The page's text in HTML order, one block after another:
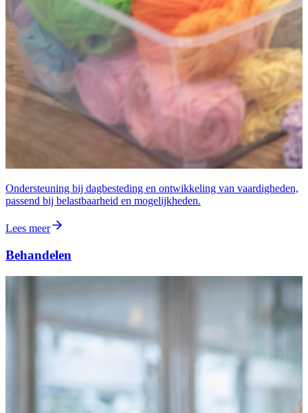
Ondersteuning bij dagbesteding en ontwikkeling van vaardigheden,
passend bij belastbaarheid en mogelijkheden.
Lees meer
Behandelen